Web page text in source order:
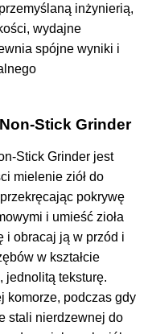
inżynierią,
wydajne
spójne wyniki i
Stick Grinder
Stick Grinder jest
mielenie ziół do
pokrywę
i umieść zioła
i obracaj ją w przód i
w kształcie
jednolitą teksturę.
komorze, podczas gdy
stali nierdzewnej do